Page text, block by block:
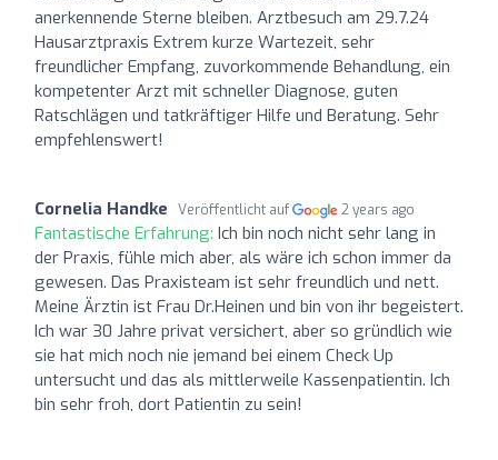
anerkennende Sterne bleiben. Arztbesuch am 29.7.24
Hausarztpraxis Extrem kurze Wartezeit, sehr
freundlicher Empfang, zuvorkommende Behandlung, ein
kompetenter Arzt mit schneller Diagnose, guten
Ratschlägen und tatkräftiger Hilfe und Beratung. Sehr
empfehlenswert!
Cornelia Handke Veröffentlicht auf 2 years ago
Fantastische Erfahrung: Ich bin noch nicht sehr lang in
der Praxis, fühle mich aber, als wäre ich schon immer da
gewesen. Das Praxisteam ist sehr freundlich und nett.
Meine Ärztin ist Frau Dr.Heinen und bin von ihr begeistert.
Ich war 30 Jahre privat versichert, aber so gründlich wie
sie hat mich noch nie jemand bei einem Check Up
untersucht und das als mittlerweile Kassenpatientin. Ich
bin sehr froh, dort Patientin zu sein!